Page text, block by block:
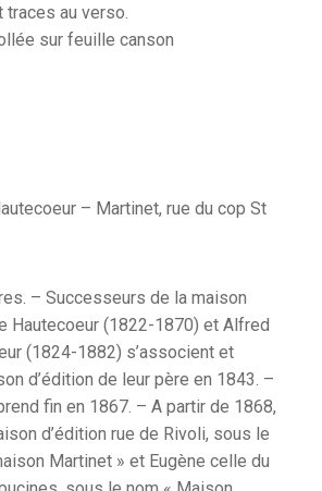
au verso.
sur feuille canson
– Martinet, rue du cop St
– Successeurs de la maison
Hautecoeur (1822-1870) et Alfred
(1824-1882) s’associent et
d’édition de leur père en 1843. –
fin en 1867. – A partir de 1868,
d’édition rue de Rivoli, sous le
Martinet » et Eugène celle du